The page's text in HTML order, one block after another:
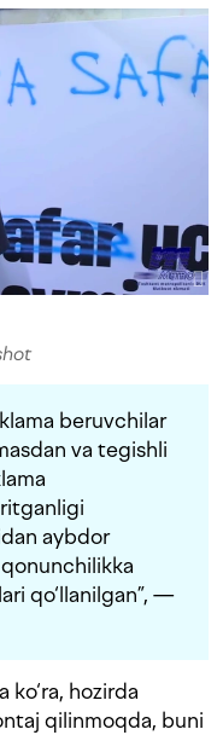
beruvchilar
va tegishli
aybdor
qo‘llanilgan”, —
ko‘ra, hozirda
qilinmoqda, buni